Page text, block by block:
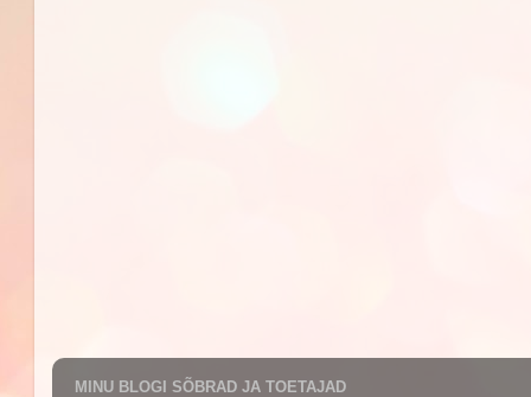
MINU BLOGI SÕBRAD JA TOETAJAD